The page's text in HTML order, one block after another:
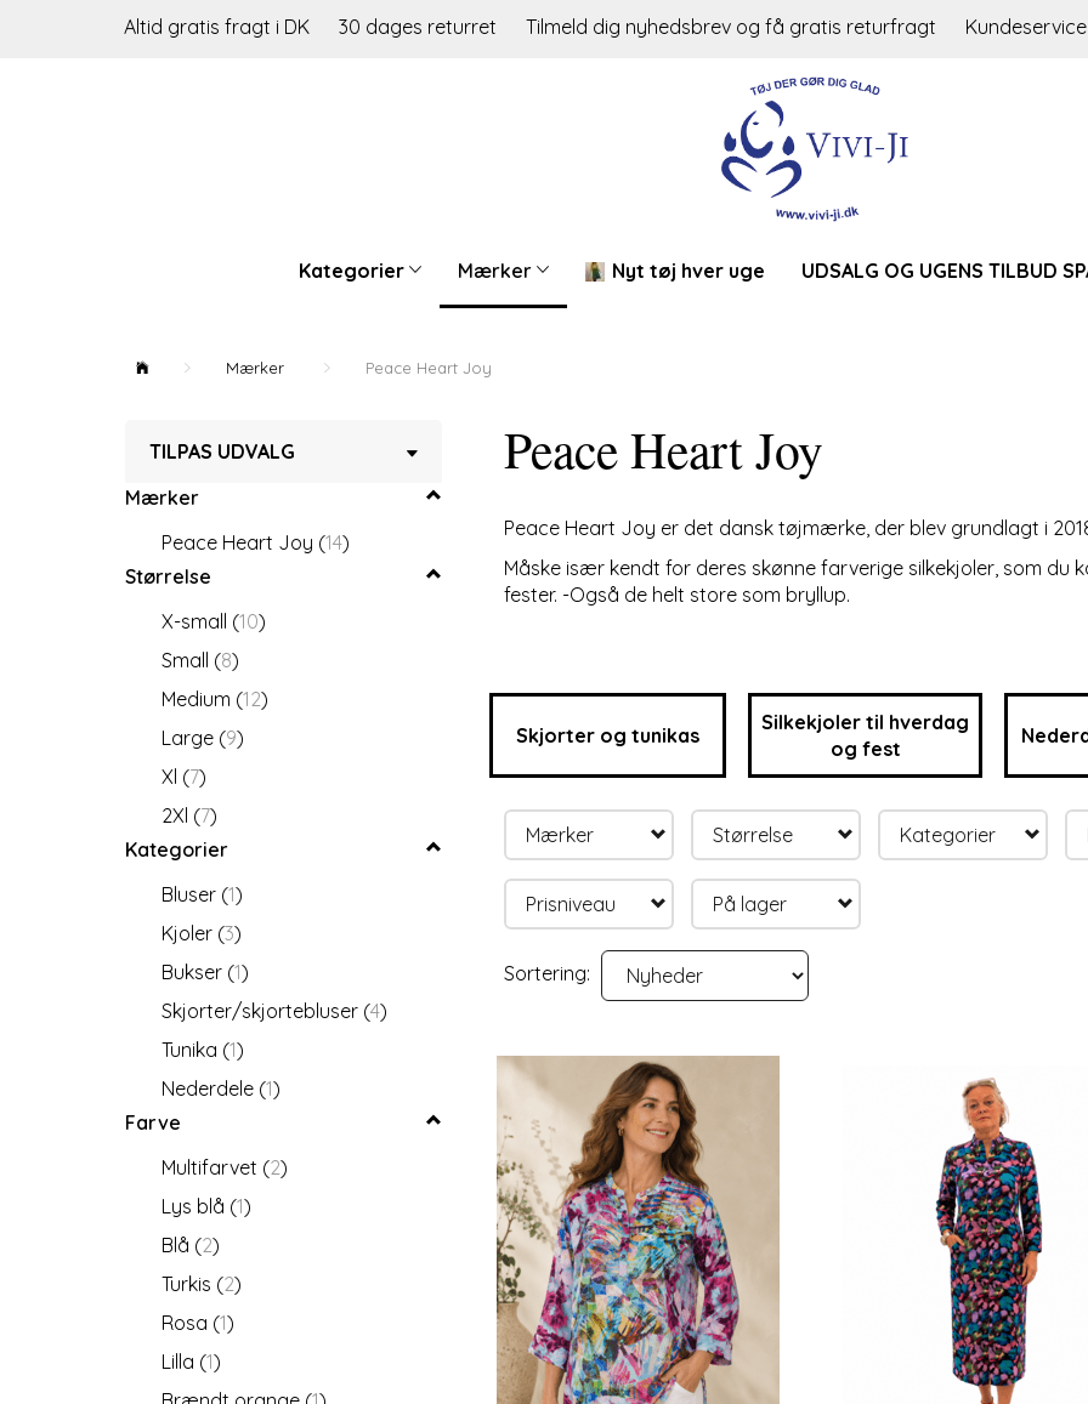
Altid gratis fragt i DK 30 dages returret Tilmeld dig nyhedsbrev og få gratis returfragt
Kategorier Mærker Nyt tøj hver uge UDSALG OG UGENS TILBUD
Mærker Peace Heart Joy
TILPAS UDVALG
Mærker
Peace Heart Joy (14)
Størrelse
X-small (10)
Small (8)
Medium (12)
Large (9)
Xl (7)
2Xl (7)
Kategorier
Bluser (1)
Kjoler (3)
Bukser (1)
Skjorter/skjortebluser (4)
Tunika (1)
Nederdele (1)
Farve
Multifarvet (2)
Lys blå (1)
Blå (2)
Turkis (2)
Rosa (1)
Lilla (1)
Peace Heart Joy
Peace Heart Joy er det dansk tøjmærke, der blev grundlagt i
Måske især kendt for deres skønne farverige silkekjoler, som du
fester. -Også de helt store som bryllup.
Skjorter og tunikas
Silkekjoler til hverdag
og fest
Mærker Størrelse Kategorier
Prisniveau På lager
Sortering: